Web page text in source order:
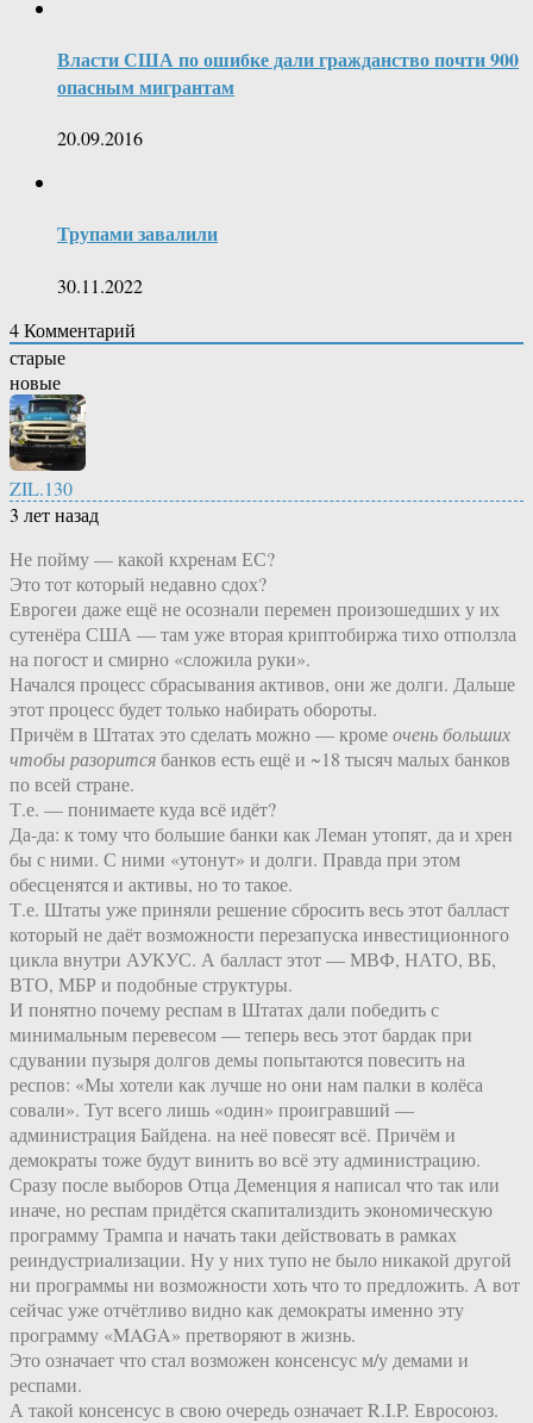
Власти США по ошибке дали гражданство почти 900
опасным мигрантам
20.09.2016
Трупами завалили
30.11.2022
4Комментарий
старые
новые
ZIL.130
3 лет назад
Не пойму — какой кхренам ЕС?
Это тот который недавно сдох?
Еврогеи даже ещё не осознали перемен произошедших у их
сутенёра США — там уже вторая криптобиржа тихо отползла
на погост и смирно «сложила руки».
Начался процесс сбрасывания активов, они же долги. Дальше
этот процесс будет только набирать обороты.
Причём в Штатах это сделать можно — кромеочень больших
чтобы разоритсябанков есть ещё и ~18 тысяч малых банков
по всей стране.
Т.е. — понимаете куда всё идёт?
Да-да: к тому что большие банки как Леман утопят, да и хрен
бы с ними. С ними «утонут» и долги. Правда при этом
обесценятся и активы, но то такое.
Т.е. Штаты уже приняли решение сбросить весь этот балласт
который не даёт возможности перезапуска инвестиционного
цикла внутри АУКУС. А балласт этот — МВФ, НАТО, ВБ,
ВТО, МБР и подобные структуры.
И понятно почему респам в Штатах дали победить с
минимальным перевесом — теперь весь этот бардак при
сдувании пузыря долгов демы попытаются повесить на
респов: «Мы хотели как лучше но они нам палки в колёса
совали». Тут всего лишь «один» проигравший —
администрация Байдена. на неё повесят всё. Причём и
демократы тоже будут винить во всё эту администрацию.
Сразу после выборов Отца Деменция я написал что так или
иначе, но респам придётся скапитализдить экономическую
программу Трампа и начать таки действовать в рамках
реиндустриализации. Ну у них тупо не было никакой другой
ни программы ни возможности хоть что то предложить. А вот
сейчас уже отчётливо видно как демократы именно эту
программу «MAGA» претворяют в жизнь.
Это означает что стал возможен консенсус м/у демами и
респами.
А такой консенсус в свою очередь означает R.I.P. Евросоюз.